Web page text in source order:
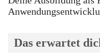
Das erwartet